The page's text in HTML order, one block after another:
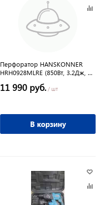
Перфоратор HANSKONNER
HRH0928MLRE (850Вт, 3.2Дж, 0-
11 990 руб. / шт
В корзину